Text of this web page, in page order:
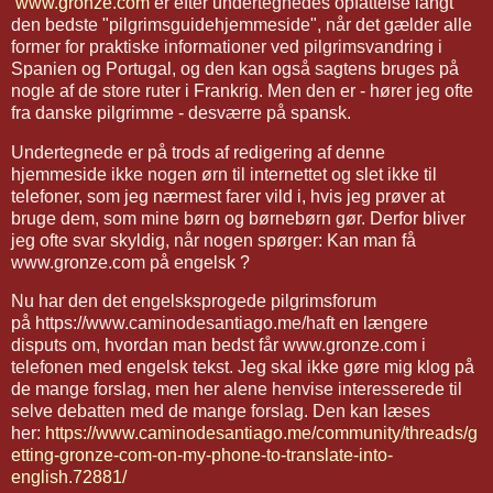
den bedste "pilgrimsguidehjemmeside", når det gælder alle
former for praktiske informationer ved pilgrimsvandring i
Spanien og Portugal, og den kan også sagtens bruges på
nogle af de store ruter i Frankrig. Men den er - hører jeg ofte
fra danske pilgrimme - desværre på spansk.
Undertegnede er på trods af redigering af denne
hjemmeside ikke nogen ørn til internettet og slet ikke til
telefoner, som jeg nærmest farer vild i, hvis jeg prøver at
bruge dem, som mine børn og børnebørn gør. Derfor bliver
jeg ofte svar skyldig, når nogen spørger: Kan man få
www.gronze.com på engelsk ?
Nu har den det engelsksprogede pilgrimsforum
på https://www.caminodesantiago.me/haft en længere
disputs om, hvordan man bedst får www.gronze.com i
telefonen med engelsk tekst. Jeg skal ikke gøre mig klog på
de mange forslag, men her alene henvise interesserede til
selve debatten med de mange forslag. Den kan læses
her: https://www.caminodesantiago.me/community/threads/g
etting-gronze-com-on-my-phone-to-translate-into-
english.72881/